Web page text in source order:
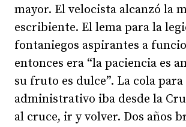
mayor. El velocista alcanzó la
escribiente. El lema para la
fontaniegos aspirantes a
entonces era “la paciencia es
su fruto es dulce”. La cola
administrativo iba desde la
al cruce, ir y volver. Dos años